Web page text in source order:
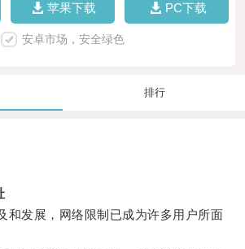
苹果下载 PC下载
安卓市场，安全绿色
排行
发展，网络限制已成为许多用户所面